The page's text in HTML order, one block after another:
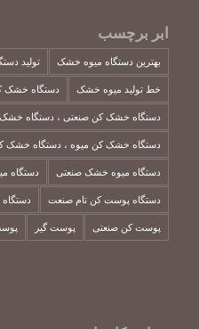
ابر برچسب
بهترین دستگاه میوه خشک تولید
خط تولید میوه خشک دستگاه خشک
دستگاه خشک کن صنعتی ، دستگاه
دستگاه خشک کن میوه ، دستگاه خشک
دستگاه میوه خشک صنعتی دستگاه
دستگاه پوست کن تام صنعت
پوست کن صنعتی پوست گیر